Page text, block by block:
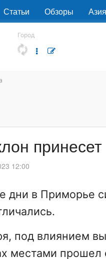
Статьи Обзоры Азия
Город
принесет
12:00
дни в Приморье
под влиянием
местами